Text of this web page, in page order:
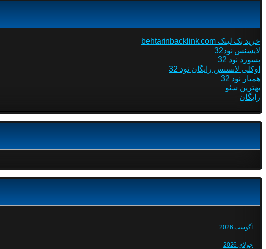
خرید بک لینک behtarinbacklink.com
لایسنس نود32
پسورد نود 32
اوکلی لایسنس رایگان نود 32
همیار نود 32
بهترین سئو
رایگان
آگوست 2026
جولای 2026